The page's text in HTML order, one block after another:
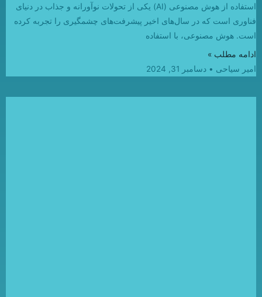
استفاده از هوش مصنوعی (AI) یکی از تحولات نوآورانه و جذاب در دنیای
فناوری است که در سال‌های اخیر پیشرفت‌های چشمگیری را تجربه کرده
است. هوش مصنوعی، با استفاده
ادامه مطلب »
امیر سیاحی
دسامبر 31, 2024